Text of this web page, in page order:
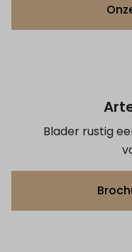
Blader rustig